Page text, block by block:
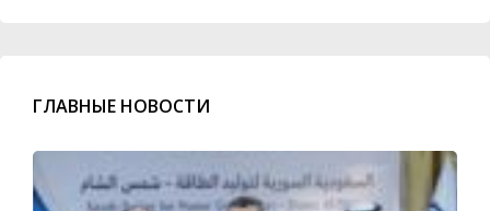
ГЛАВНЫЕ НОВОСТИ